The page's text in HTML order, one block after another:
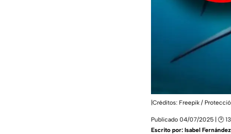
|Créditos: Freepik /
Publicado 04/07/2025 | 🕑
Escrito por: Isabel Fernández